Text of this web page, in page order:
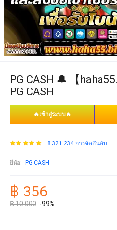
PG CASH 🔔 【
PG CASH
🔥เข้าสู่ระบบ🔥
8.321.234 การจัดอันดับ
ยี่ห้อ: PG CASH
฿ 356
฿ 10.000 -99%